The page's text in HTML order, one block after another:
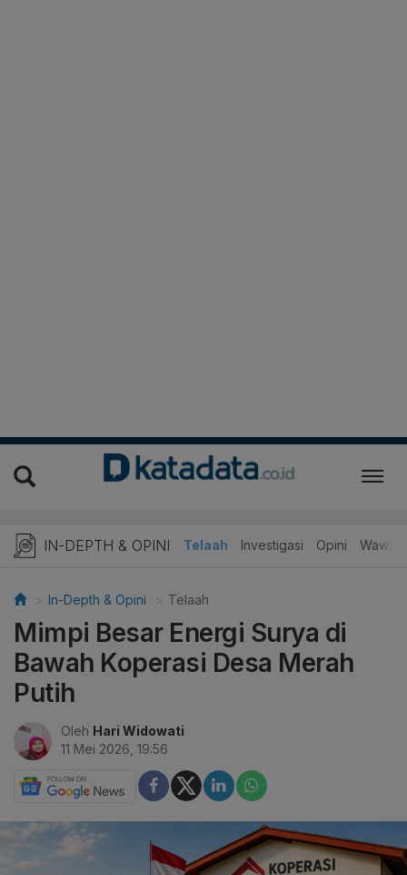
IN-DEPTH & OPINI Telaah Investigasi Opini
In-Depth & Opini Telaah
Mimpi Besar Energi Surya di
Bawah Koperasi Desa Merah
Putih
Oleh Hari Widowati
11 Mei 2026, 19:56